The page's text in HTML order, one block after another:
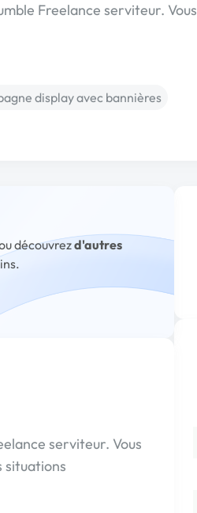
Freelance serviteur. Vous
display avec bannières
découvrezd'autres
serviteur. Vous
situations